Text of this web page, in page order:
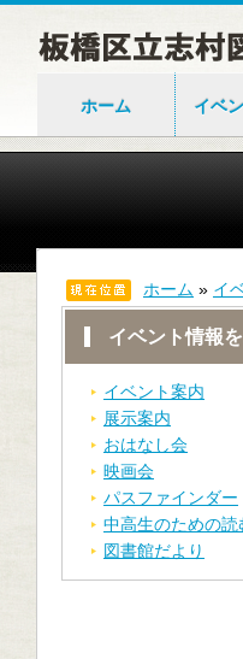
ホーム イベ
ホーム » イ
イベント情報
イベント案内
展示案内
おはなし会
映画会
パスファインダー
中高生のための読
図書館だより